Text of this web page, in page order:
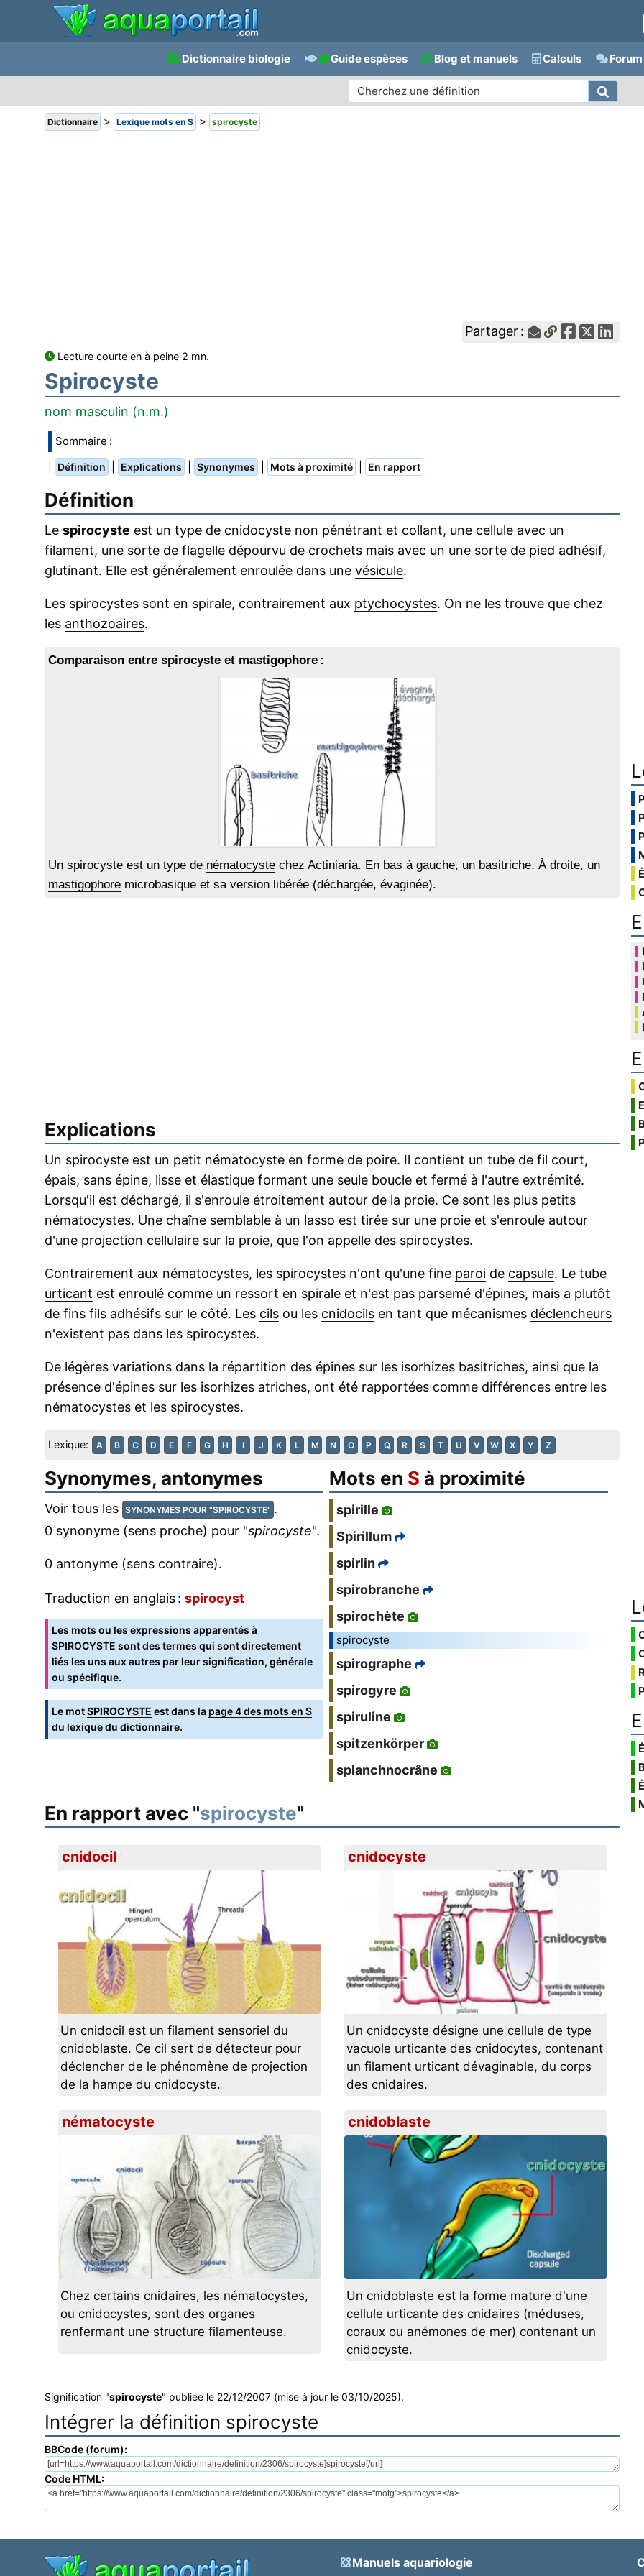
Dictionnaire biologie Guide espèces Blog et manuels Calculs
Dictionnaire > Lexique mots en S > spirocyste
Partager :
Lecture courte en à peine 2 mn.
Spirocyste
nom masculin (n.m.)
Sommaire :
Définition Explications Synonymes Mots à proximité En rapport
Définition
Le spirocyste est un type de cnidocyste non pénétrant et collant, une cellule avec un
filament, une sorte de flagelle dépourvu de crochets mais avec un une sorte de pied adhésif,
glutinant. Elle est généralement enroulée dans une vésicule.
Les spirocystes sont en spirale, contrairement aux ptychocystes. On ne les trouve que chez
les anthozoaires.
Comparaison entre spirocyste et mastigophore :
Un spirocyste est un type de nématocyste chez Actiniaria. En bas à gauche, un basitriche. À droite, un
mastigophore microbasique et sa version libérée (déchargée, évaginée).
Explications
Un spirocyste est un petit nématocyste en forme de poire. Il contient un tube de fil court,
épais, sans épine, lisse et élastique formant une seule boucle et fermé à l'autre extrémité.
Lorsqu'il est déchargé, il s'enroule étroitement autour de la proie. Ce sont les plus petits
nématocystes. Une chaîne semblable à un lasso est tirée sur une proie et s'enroule autour
d'une projection cellulaire sur la proie, que l'on appelle des spirocystes.
Contrairement aux nématocystes, les spirocystes n'ont qu'une fine paroi de capsule. Le tube
urticant est enroulé comme un ressort en spirale et n'est pas parsemé d'épines, mais a plutôt
de fins fils adhésifs sur le côté. Les cils ou les cnidocils en tant que mécanismes déclencheurs
n'existent pas dans les spirocystes.
De légères variations dans la répartition des épines sur les isorhizes basitriches, ainsi que la
présence d'épines sur les isorhizes atriches, ont été rapportées comme différences entre les
nématocystes et les spirocystes.
Lexique: A B C D E F G H I J K L M N O P Q R S T U V W X Y Z
Synonymes, antonymes
Voir tous les SYNONYMES POUR "SPIROCYSTE" .
0 synonyme (sens proche) pour "spirocyste".
0 antonyme (sens contraire).
Traduction en anglais : spirocyst
Les mots ou les expressions apparentés à
SPIROCYSTE sont des termes qui sont directement
liés les uns aux autres par leur signification, générale
ou spécifique.
Le motSPIROCYSTE est dans la page 4 des mots en S
du lexique du dictionnaire.
Mots en S à proximité
spirille
Spirillum
spirlin
spirobranche
spirochète
spirocyste
spirographe
spirogyre
spiruline
spitzenkörper
splanchnocrâne
En rapport avec "spirocyste"
cnidocil
Un cnidocil est un filament sensoriel du
cnidoblaste. Ce cil sert de détecteur pour
déclencher de le phénomène de projection
de la hampe du cnidocyste.
cnidocyste
Un cnidocyste désigne une cellule de type
vacuole urticante des cnidocytes, contenant
un filament urticant dévaginable, du corps
des cnidaires.
nématocyste
Chez certains cnidaires, les nématocystes,
ou cnidocystes, sont des organes
renfermant une structure filamenteuse.
cnidoblaste
Un cnidoblaste est la forme mature d'une
cellule urticante des cnidaires (méduses,
coraux ou anémones de mer) contenant un
cnidocyste.
Signification "spirocyste" publiée le 22/12/2007 (mise à jour le 03/10/2025).
Intégrer la définition spirocyste
BBCode (forum):
Code HTML:
Manuels aquariologie